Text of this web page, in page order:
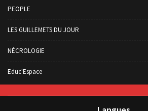
PEOPLE
LES GUILLEMETS DU JOUR
NÉCROLOGIE
Educ'Espace